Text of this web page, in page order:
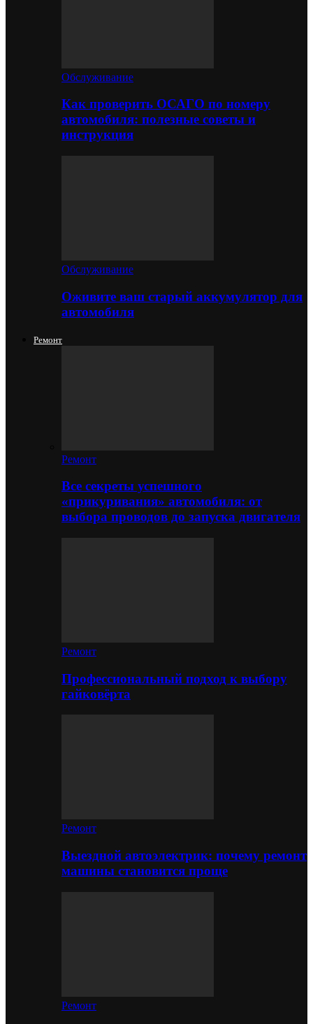
Обслуживание
Как проверить ОСАГО по номеру
автомобиля: полезные советы и
инструкция
Обслуживание
Оживите ваш старый аккумулятор для
автомобиля
Ремонт
Ремонт
Все секреты успешного
«прикуривания» автомобиля: от
выбора проводов до запуска двигателя
Ремонт
Профессиональный подход к выбору
гайковёрта
Ремонт
Выездной автоэлектрик: почему ремонт
машины становится проще
Ремонт